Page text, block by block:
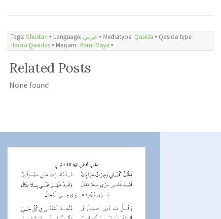
Tags: Shustari 🞄 Language: عربي 🞄 Mediatype: Qasida 🞄 Qasida type:
Hadra Qasidas🞄 Maqam: Raml Maya 🞄
Related Posts
None found